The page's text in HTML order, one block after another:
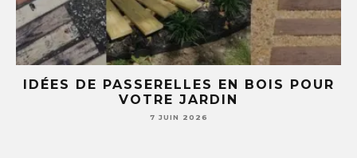
IDÉES DE PASSERELLES EN BOIS POUR
VOTRE JARDIN
7 JUIN 2026